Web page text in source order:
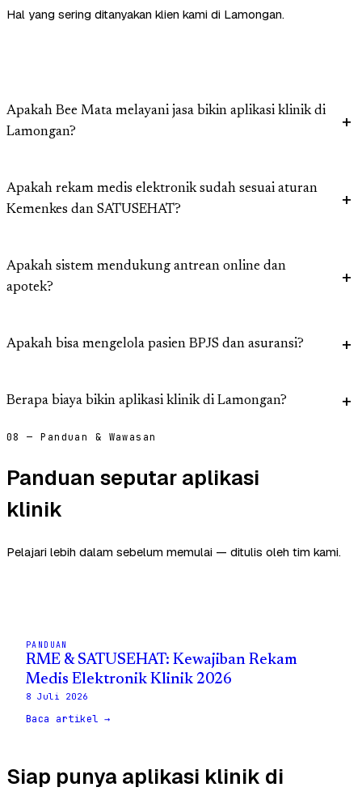
Hal yang sering ditanyakan klien kami di Lamongan.
Apakah Bee Mata melayani jasa bikin aplikasi klinik di
Lamongan?
Apakah rekam medis elektronik sudah sesuai aturan
Kemenkes dan SATUSEHAT?
Apakah sistem mendukung antrean online dan
apotek?
Apakah bisa mengelola pasien BPJS dan asuransi?
Berapa biaya bikin aplikasi klinik di Lamongan?
08 — Panduan & Wawasan
Panduan seputar aplikasi
klinik
Pelajari lebih dalam sebelum memulai — ditulis oleh tim kami.
PANDUAN
RME & SATUSEHAT: Kewajiban Rekam
Medis Elektronik Klinik 2026
8 Juli 2026
Baca artikel →
Siap punya aplikasi klinik di